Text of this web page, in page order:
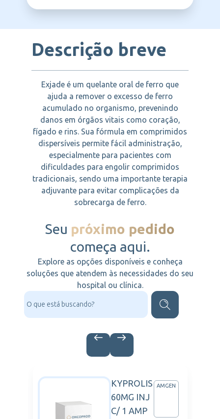
Descrição breve
Exjade é um quelante oral de ferro que
ajuda a remover o excesso de ferro
acumulado no organismo, prevenindo
danos em órgãos vitais como coração,
fígado e rins. Sua fórmula em comprimidos
dispersíveis permite fácil administração,
especialmente para pacientes com
dificuldades para engolir comprimidos
tradicionais, sendo uma importante terapia
adjuvante para evitar complicações da
sobrecarga de ferro.
Seu próximo pedido
começa aqui.
Explore as opções disponíveis e conheça
soluções que atendem às necessidades do seu
hospital ou clínica.
KYPROLIS
60MG INJ
C/ 1 AMP
AMGEN